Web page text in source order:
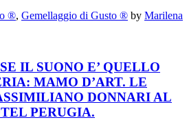
®, Gemellaggio di Gusto ® by Marilena
IL SUONO E’ QUELLO
MAMO D’ART. LE
DONNARI AL
PERUGIA.